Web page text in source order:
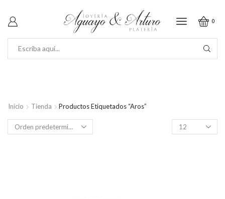
0
Inicio Tienda Productos Etiquetados “aros”
Productos
por